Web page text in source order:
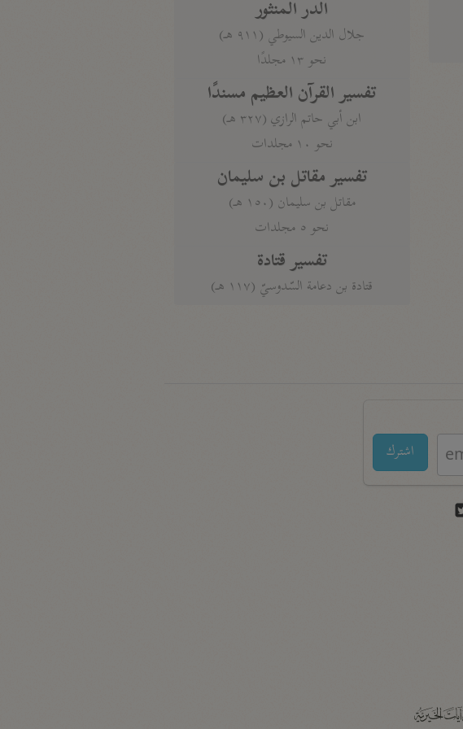
الدر المنثور
جلال الدين السيوطي (٩١١ هـ)
نحو ١٣ مجلدًا
تفسير القرآن العظيم مسندًا
ابن أبي حاتم الرازي (٣٢٧ هـ)
نحو ١٠ مجلدات
تفسير مقاتل بن سليمان
مقاتل بن سليمان (١٥٠ هـ)
نحو ٥ مجلدات
تفسير قتادة
قتادة بن دعامة السّدوسيّ (١١٧ هـ)
اشترك